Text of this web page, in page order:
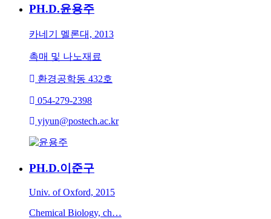
PH.D.윤용주
카네기 멜론대, 2013
촉매 및 나노재료
환경공학동 432호
054-279-2398
yjyun@postech.ac.kr
PH.D.이준구
Univ. of Oxford, 2015
Chemical Biology, ch…